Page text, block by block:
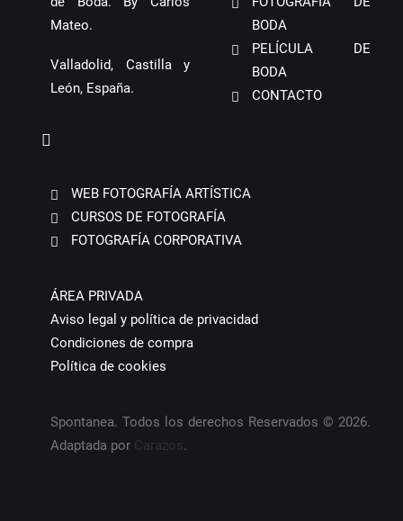
Mateo.
Valladolid, Castilla y
León, España.
BODA
PELÍCULA DE
BODA
CONTACTO
WEB FOTOGRAFÍA ARTÍSTICA
CURSOS DE FOTOGRAFÍA
FOTOGRAFÍA CORPORATIVA
ÁREA PRIVADA
Aviso legal y política de privacidad
Condiciones de compra
Política de cookies
Spontanea. Todos los derechos Reservados © 2026.
Adaptada por Carazos.